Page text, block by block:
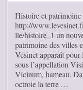
Histoire et
http://
lle/histoire_1 un
patrimoine des villes
Vésinet apparaît pour
sous l’appellation
Vicinum, hameau.
octroie la terre …